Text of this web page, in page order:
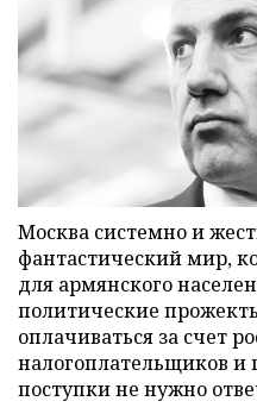
Москва системно и
фантастический мир,
для армянского
политические
оплачиваться за счет
налогоплательщиков и
поступки не нужно